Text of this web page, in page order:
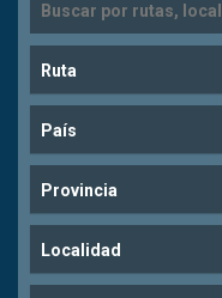
Ruta
País
Provincia
Localidad